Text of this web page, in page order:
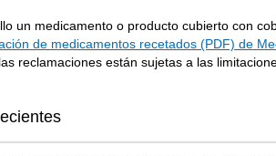
un medicamento o producto cubierto con
de medicamentos recetados (PDF) de
reclamaciones están sujetas a las